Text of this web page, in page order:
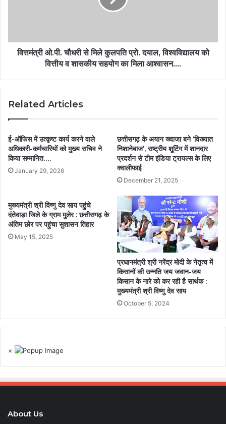
वित्तमंत्री ओ.पी. चौधरी से मिले कुलपति प्रो. दयाल, विश्वविद्यालय को
वित्तीय व शासकीय सहयोग का मिला आश्वासन….
Related Articles
ई-ऑफिस में उत्कृष्ट कार्य करने वाले
अधिकारी-कर्मचारियों को मुख्य सचिव ने
किया सम्मानित….
January 29, 2026
छत्तीसगढ़ के अयान ख्वाजा बने ‘विख्यात
निशानेबाज’, राष्ट्रीय शूटिंग में शानदार
प्रदर्शन से टीम इंडिया ट्रायल्स के लिए
क्वालीफाई
December 21, 2025
मुख्यमंत्री श्री विष्णु देव साय पहुंचे
दंतेवाड़ा जिले के ग्राम मुलेर : छत्तीसगढ़ के
अंतिम छोर पर पहुंचा सुशासन तिहार
May 15, 2025
प्रधानमंत्री श्री नरेंद्र मोदी के नेतृत्व में
किसानों की उन्नति जय जवान-जय
किसान के नारे को कर रही है सार्थक :
मुख्यमंत्री श्री विष्णु देव साय
October 5, 2024
×
About Us